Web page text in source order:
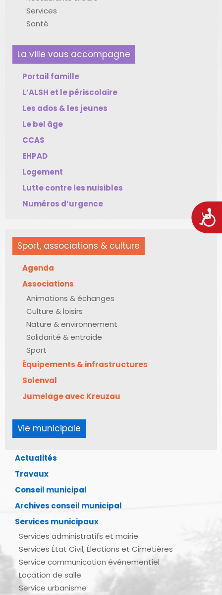
Services
Santé
La ville vous accompagne
Portail famille
L’ALSH et le périscolaire
Les ados & les jeunes
Le bel âge
CCAS
EHPAD
Logement
Lutte contre les nuisibles
Numéros d’urgence
Sport, associations & culture
Agenda
Associations
Animations & échanges
Culture & loisirs
Nature & environnement
Solidarité & entraide
Sport
Équipements & infrastructures
Solenval
Jumelage avec Kreuzau
Vie municipale
Actualités
Travaux
Conseil municipal
Archives conseil municipal
Services municipaux
Services administratifs et mairie
Services État Civil, Élections et Cimetières
Service communication événementiel
Location de salle
Service urbanisme